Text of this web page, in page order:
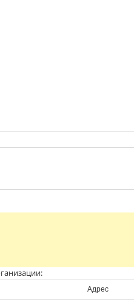
Адрес